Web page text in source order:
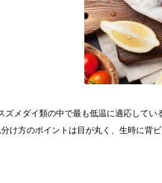
メダイ類の中で最も低温に適応して
け方のポイントは目が丸く、生時に背